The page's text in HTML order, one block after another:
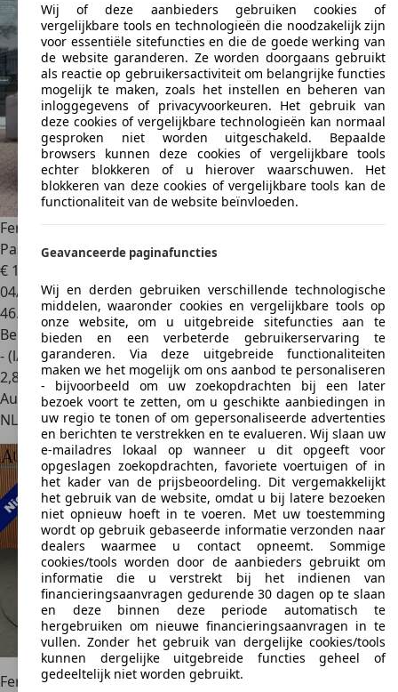
Ferrari Roma
Passeng
€ 189.900
04/2021
46.546 km
Benzine
- (l/100 km)
2,8
Autobedrijf
NL 4704 RKRoosendaal
Ferrari RomaSpider 3.9 V8 Passenger display Carbon
Wij of deze aanbieders gebruiken cookies of
vergelijkbare tools en technologieën die noodzakelijk zijn
voor essentiële sitefuncties en die de goede werking van
de website garanderen. Ze worden doorgaans gebruikt
als reactie op gebruikersactiviteit om belangrijke functies
mogelijk te maken, zoals het instellen en beheren van
inloggegevens of privacyvoorkeuren. Het gebruik van
deze cookies of vergelijkbare technologieën kan normaal
gesproken niet worden uitgeschakeld. Bepaalde
browsers kunnen deze cookies of vergelijkbare tools
echter blokkeren of u hierover waarschuwen. Het
blokkeren van deze cookies of vergelijkbare tools kan de
functionaliteit van de website beïnvloeden.
Geavanceerde paginafuncties
Wij en derden gebruiken verschillende technologische
middelen, waaronder cookies en vergelijkbare tools op
onze website, om u uitgebreide sitefuncties aan te
bieden en een verbeterde gebruikerservaring te
garanderen. Via deze uitgebreide functionaliteiten
maken we het mogelijk om ons aanbod te personaliseren
- bijvoorbeeld om uw zoekopdrachten bij een later
bezoek voort te zetten, om u geschikte aanbiedingen in
uw regio te tonen of om gepersonaliseerde advertenties
en berichten te verstrekken en te evalueren. Wij slaan uw
e-mailadres lokaal op wanneer u dit opgeeft voor
opgeslagen zoekopdrachten, favoriete voertuigen of in
het kader van de prijsbeoordeling. Dit vergemakkelijkt
het gebruik van de website, omdat u bij latere bezoeken
niet opnieuw hoeft in te voeren. Met uw toestemming
wordt op gebruik gebaseerde informatie verzonden naar
dealers waarmee u contact opneemt. Sommige
cookies/tools worden door de aanbieders gebruikt om
informatie die u verstrekt bij het indienen van
financieringsaanvragen gedurende 30 dagen op te slaan
en deze binnen deze periode automatisch te
hergebruiken om nieuwe financieringsaanvragen in te
vullen. Zonder het gebruik van dergelijke cookies/tools
kunnen dergelijke uitgebreide functies geheel of
gedeeltelijk niet worden gebruikt.